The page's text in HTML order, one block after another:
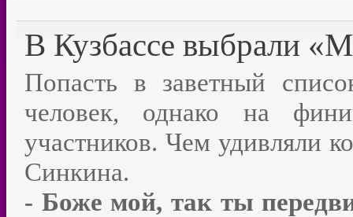
В Кузбассе выбрали
Попасть в заветный
человек, однако на
участников. Чем удивляли
Синкина.
- Боже мой, так ты